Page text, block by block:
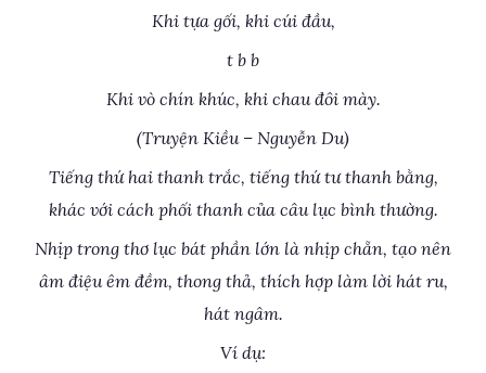
Khi tựa gối, khi cúi đầu,
t b b
Khi vò chín khúc, khi chau đôi mày.
(Truyện Kiều – Nguyễn Du)
Tiếng thứ hai thanh trắc, tiếng thứ tư thanh bằng,
khác với cách phối thanh của câu lục bình thường.
Nhịp trong thơ lục bát phần lớn là nhịp chẵn, tạo nên
âm điệu êm đềm, thong thả, thích hợp làm lời hát ru,
hát ngâm.
Ví dụ: